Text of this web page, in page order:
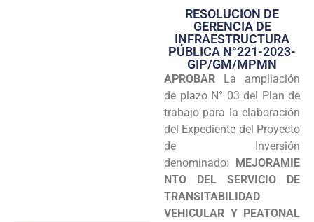
Transparencia
Seguridad
Programas
Intranet
RESOLUCION DE
GERENCIA DE
INFRAESTRUCTURA
PÚBLICA N°221-2023-
GIP/GM/MPMN
APROBAR La ampliación
de plazo N° 03 del Plan de
trabajo para la elaboración
del Expediente del Proyecto
de Inversión
denominado: MEJORAMIE
NTO DEL SERVICIO DE
TRANSITABILIDAD
VEHICULAR Y PEATONAL